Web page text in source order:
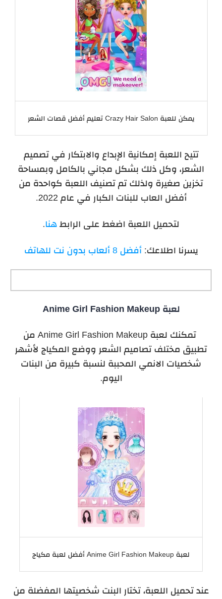
يمكن للعبة Crazy Hair Salon تعليم أفضل قصات الشعر
تتيح اللعبة إمكانية الإبداع والابتكار في تصميم
الشعر، وكل ذلك بشكل مجاني بالكامل وبمساحة
تخزين صغيرة ولذلك تم تصنيف اللعبة كواحدة من
أفضل العاب للبنات الكبار في عام 2022.
لتحميل اللعبة اضغط على الرابط هنا.
يسرنا اطلاعك:أفضل 8 ألعاب بدون نت للهاتف
لعبة Anime Girl Fashion Makeup
تمكنك لعبة Anime Girl Fashion Makeup من
تطبيق مختلف تصاميم الشعر ووضع المكياج لأشهر
شخصيات الانمي المحببة لنسبة كبيرة من البنات
اليوم.
لعبة Anime Girl Fashion Makeup أفضل لعبة مكياج
عند تحميل اللعبة، تختار البنت شخصيتها المفضلة من